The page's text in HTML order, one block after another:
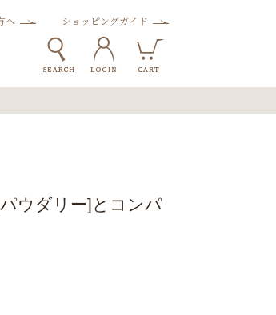
へ ショッピングガイド
ウダリー]とコンパ